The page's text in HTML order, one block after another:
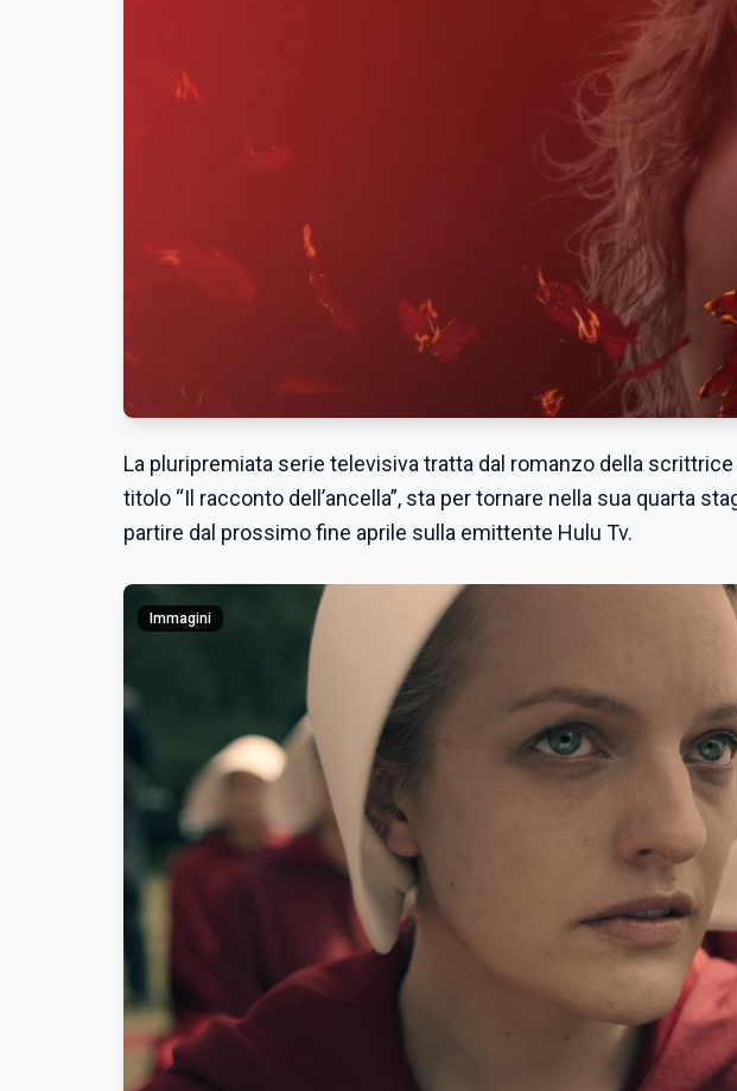
La pluripremiata serie televisiva tratta dal romanzo della
titolo “Il racconto dell’ancella”, sta per tornare nella sua quarta
partire dal prossimo fine aprile sulla emittente Hulu Tv.
Immagini